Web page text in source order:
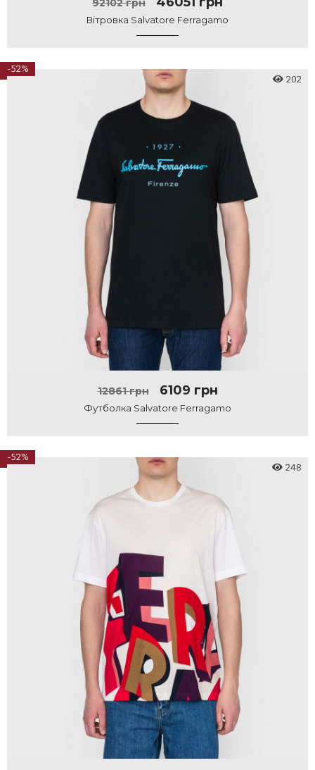
92102 грн
Вітровка Salvatore Ferragamo
-52%
12861 грн 6109 грн
Футболка Salvatore Ferragamo
202
-52%
248